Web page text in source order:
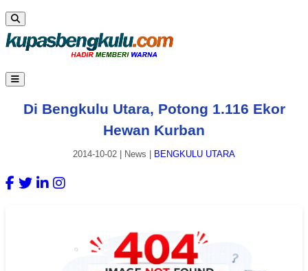
Di Bengkulu Utara, Potong 1.116 Ekor
Hewan Kurban
2014-10-02 News BENGKULU UTARA